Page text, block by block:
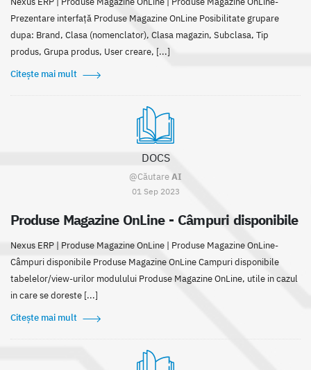
Prezentare interfață Produse Magazine OnLine Posibilitate grupare
dupa: Brand, Clasa (nomenclator), Clasa magazin, Subclasa, Tip
produs, Grupa produs, User creare, [...]
Citește mai mult
DOCS
@CăutareAI
01 Sep 2023
Produse Magazine OnLine - Câmpuri disponibile
Nexus ERP | Produse Magazine OnLine | Produse Magazine OnLine-
Câmpuri disponibile Produse Magazine OnLine Campuri disponibile
tabelelor/view-urilor modulului Produse Magazine OnLine, utile in cazul
in care se doreste [...]
Citește mai mult